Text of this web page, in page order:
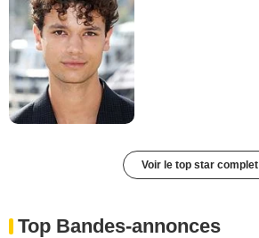
Voir le top star complet
Top Bandes-annonces